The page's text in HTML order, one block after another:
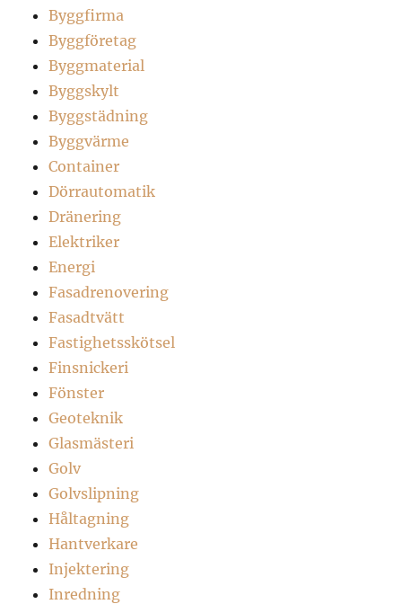
Byggfirma
Byggföretag
Byggmaterial
Byggskylt
Byggstädning
Byggvärme
Container
Dörrautomatik
Dränering
Elektriker
Energi
Fasadrenovering
Fasadtvätt
Fastighetsskötsel
Finsnickeri
Fönster
Geoteknik
Glasmästeri
Golv
Golvslipning
Håltagning
Hantverkare
Injektering
Inredning